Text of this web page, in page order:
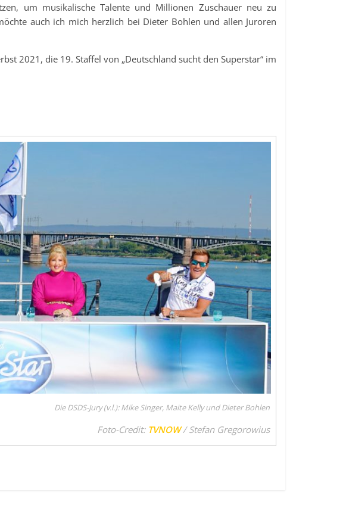
um musikalische Talente und Millionen Zuschauer neu zu
auch ich mich herzlich bei Dieter Bohlen und allen Juroren
2021, die 19. Staffel von „Deutschland sucht den Superstar“ im
Die DSDS-Jury (v.l.): Mike Singer, Maite Kelly und Dieter Bohlen
Foto-Credit: TVNOW/ Stefan Gregorowius